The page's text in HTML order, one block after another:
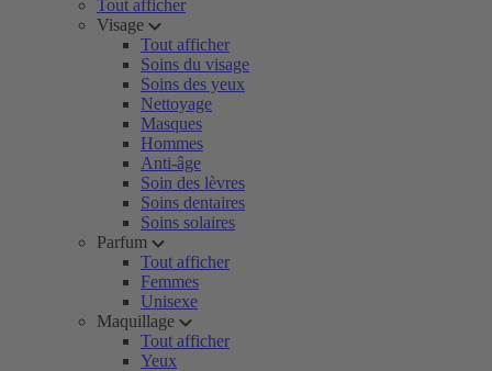
Tout afficher
Visage
Tout afficher
Soins du visage
Soins des yeux
Nettoyage
Masques
Hommes
Anti-âge
Soin des lèvres
Soins dentaires
Soins solaires
Parfum
Tout afficher
Femmes
Unisexe
Maquillage
Tout afficher
Yeux